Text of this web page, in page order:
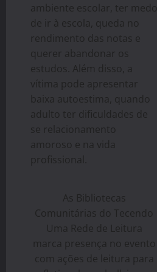
ambiente escolar, ter medo
de ir à escola, queda no
rendimento das notas e
querer abandonar os
estudos. Além disso, a
vítima pode apresentar
baixa autoestima, quando
adulto ter dificuldades de
se relacionamento
amoroso e na vida
profissional.
As Bibliotecas
Comunitárias do Tecendo
Uma Rede de Leitura
marca presença no evento
com ações de leitura para